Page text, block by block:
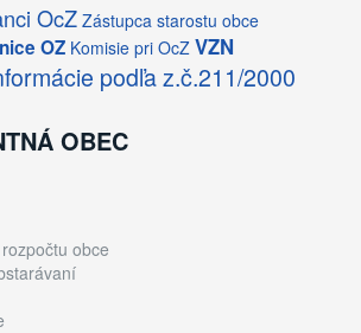
OcZ Zástupca starostu obce
OZ Komisie pri OcZ VZN
podľa z.č.211/2000
OBEC
obce